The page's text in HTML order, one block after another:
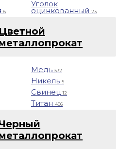
6
Уголок
оцинкованный 23
Цветной
Медь 532
Никель 5
Свинец12
Титан 406